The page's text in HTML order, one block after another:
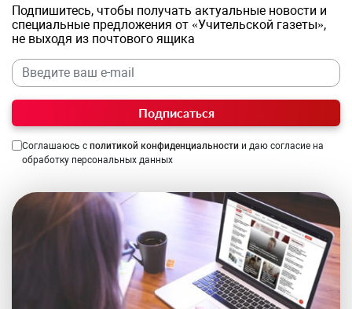
Подпишитесь, чтобы получать актуальные новости и
специальные предложения от «Учительской газеты»,
не выходя из почтового ящика
Подписаться
Соглашаюсь с политикой конфиденциальности и даю согласие на
обработку персональных данных